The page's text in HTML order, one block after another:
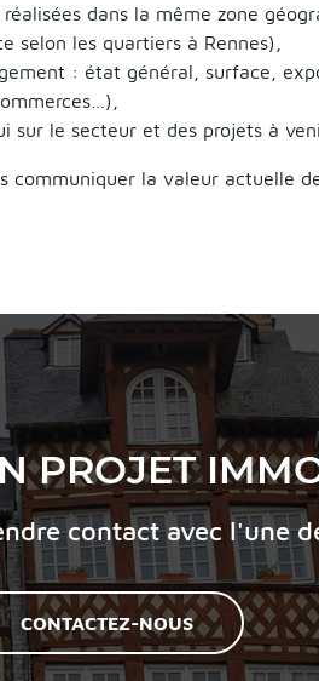
dans la même zone
selon les quartiers à Rennes),
: état général, surface,
sur le secteur et des projets à
communiquer la valeur actuelle
PROJET
contact avec l'une
CONTACTEZ-NOUS